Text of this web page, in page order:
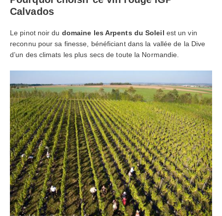
Calvados
Le pinot noir du domaine les Arpents du Soleil est un vin
reconnu pour sa finesse, bénéficiant dans la vallée de la Dive
d’un des climats les plus secs de toute la Normandie.